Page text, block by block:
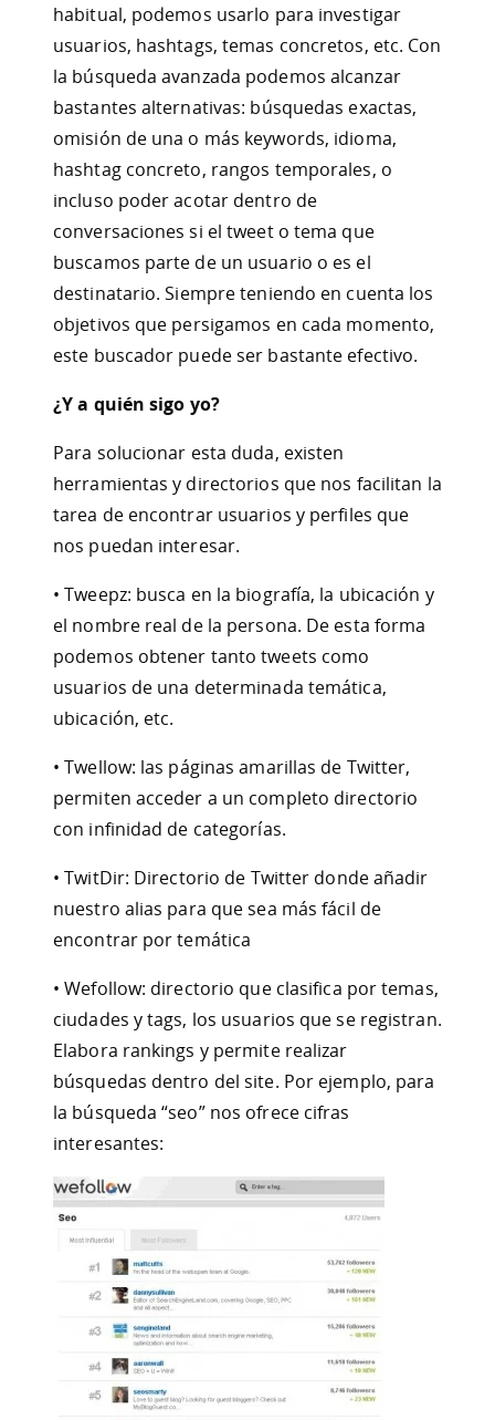
habitual, podemos usarlo para investigar
usuarios, hashtags, temas concretos, etc. Con
la búsqueda avanzada podemos alcanzar
bastantes alternativas: búsquedas exactas,
omisión de una o más keywords, idioma,
hashtag concreto, rangos temporales, o
incluso poder acotar dentro de
conversaciones si el tweet o tema que
buscamos parte de un usuario o es el
destinatario. Siempre teniendo en cuenta los
objetivos que persigamos en cada momento,
este buscador puede ser bastante efectivo.
¿Y a quién sigo yo?
Para solucionar esta duda, existen
herramientas y directorios que nos facilitan la
tarea de encontrar usuarios y perfiles que
nos puedan interesar.
• Tweepz: busca en la biografía, la ubicación y
el nombre real de la persona. De esta forma
podemos obtener tanto tweets como
usuarios de una determinada temática,
ubicación, etc.
• Twellow: las páginas amarillas de Twitter,
permiten acceder a un completo directorio
con infinidad de categorías.
• TwitDir: Directorio de Twitter donde añadir
nuestro alias para que sea más fácil de
encontrar por temática
• Wefollow: directorio que clasifica por temas,
ciudades y tags, los usuarios que se registran.
Elabora rankings y permite realizar
búsquedas dentro del site. Por ejemplo, para
la búsqueda “seo” nos ofrece cifras
interesantes: